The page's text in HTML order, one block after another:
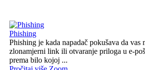
Phishing
Phishing je kada napadač pokušava da vas
zlonamjerni link ili otvaranje priloga u e-
prema bilo kojoj ...